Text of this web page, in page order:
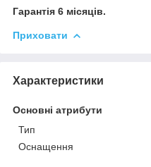
Гарантія 6 місяців.
Приховати
Характеристики
Основні атрибути
Тип
Оснащення